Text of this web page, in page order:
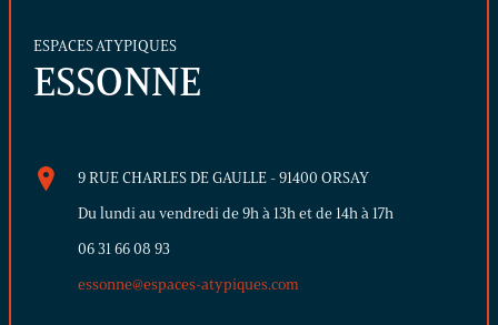
ESPACES ATYPIQUES
ESSONNE
9 RUE CHARLES DE GAULLE - 91400 ORSAY
Du lundi au vendredi de 9h à 13h et de 14h à 17h
06 31 66 08 93
essonne@espaces-atypiques.com